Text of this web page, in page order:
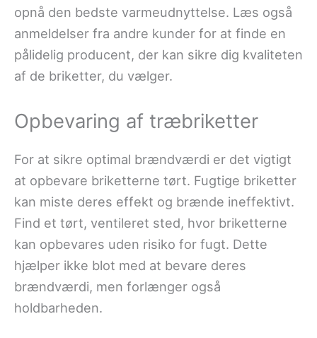
opnå den bedste varmeudnyttelse. Læs også
anmeldelser fra andre kunder for at finde en
pålidelig producent, der kan sikre dig kvaliteten
af de briketter, du vælger.
Opbevaring af træbriketter
For at sikre optimal brændværdi er det vigtigt
at opbevare briketterne tørt. Fugtige briketter
kan miste deres effekt og brænde ineffektivt.
Find et tørt, ventileret sted, hvor briketterne
kan opbevares uden risiko for fugt. Dette
hjælper ikke blot med at bevare deres
brændværdi, men forlænger også
holdbarheden.